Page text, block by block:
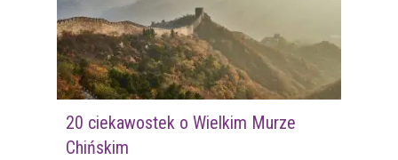
20 ciekawostek o Wielkim Murze
Chińskim